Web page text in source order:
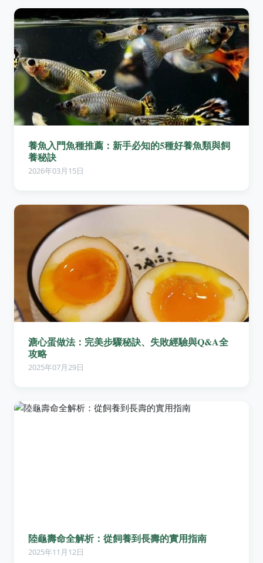
養魚入門魚種推薦：新手必知的5種好養魚類與飼
養秘訣
2026年03月15日
溏心蛋做法：完美步驟秘訣、失敗經驗與Q&A全
攻略
2025年07月29日
陸龜壽命全解析：從飼養到長壽的實用指南
2025年11月12日